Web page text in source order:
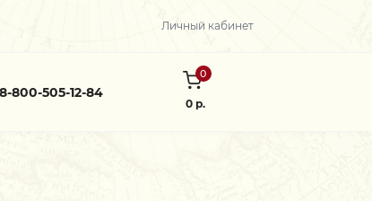
Личный кабинет
8-800-505-12-84
0
0 р.